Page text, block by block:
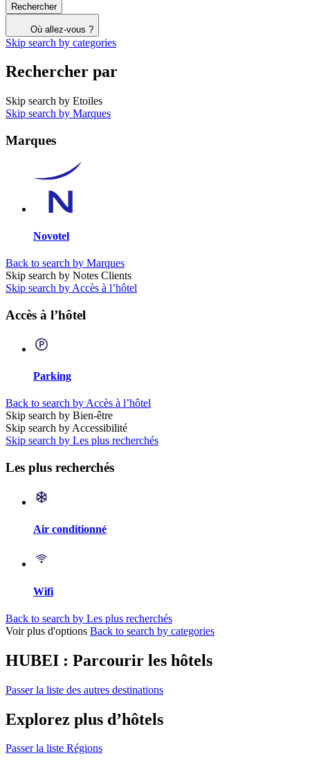
Rechercher
Où allez-vous ?
Skip search by categories
Rechercher par
Skip search by Etoiles
Skip search by Marques
Marques
Novotel
Back to search by Marques
Skip search by Notes Clients
Skip search by Accès à l’hôtel
Accès à l’hôtel
Parking
Back to search by Accès à l’hôtel
Skip search by Bien-être
Skip search by Accessibilité
Skip search by Les plus recherchés
Les plus recherchés
Air conditionné
Wifi
Back to search by Les plus recherchés
Voir plus d'options Back to search by categories
HUBEI : Parcourir les hôtels
Passer la liste des autres destinations
Explorez plus d’hôtels
Passer la liste Régions